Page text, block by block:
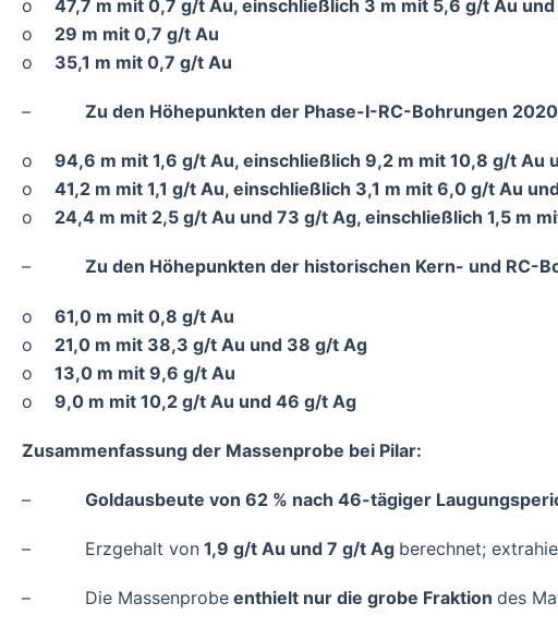
o 47,7 m mit 0,7 g/t Au, einschließlich 3 m mit 5,6 g/t Au
o 29 m mit 0,7 g/t Au
o 35,1 m mit 0,7 g/t Au
– Zu den Höhepunkten der Phase-I-RC-Bohrungen
o 94,6 m mit 1,6 g/t Au, einschließlich 9,2 m mit 10,8 g/t Au
o 41,2 m mit 1,1 g/t Au, einschließlich 3,1 m mit 6,0 g/t Au
o 24,4 m mit 2,5 g/t Au und 73 g/t Ag, einschließlich 1,5 m
– Zu den Höhepunkten der historischen Kern- und RC-
o 61,0 m mit 0,8 g/t Au
o 21,0 m mit 38,3 g/t Au und 38 g/t Ag
o 13,0 m mit 9,6 g/t Au
o 9,0 m mit 10,2 g/t Au und 46 g/t Ag
Zusammenfassung der Massenprobe bei Pilar:
– Goldausbeute von 62 % nach 46-tägiger
– Erzgehalt von 1,9 g/t Au und 7 g/t Ag berechnet;
– Die Massenprobe enthielt nur die grobe Fraktion des